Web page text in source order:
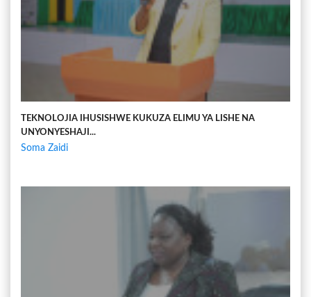
TEKNOLOJIA IHUSISHWE KUKUZA ELIMU YA LISHE NA
UNYONYESHAJI...
Soma Zaidi